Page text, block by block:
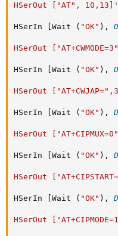
HSerOut ["AT", 10,13]'
HSerIn Wait ( "OK" ) ,
HSerOut
HSerIn Wait ( "OK" ) ,
HSerOut
HSerIn Wait ( "OK" ) ,
HSerOut
HSerIn Wait ( "OK" ) ,
HSerOut
HSerIn Wait ( "OK" ) ,
HSerOut